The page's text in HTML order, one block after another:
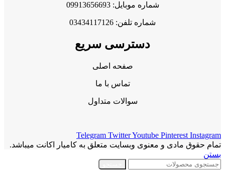
شماره موبایل: 09913656693
شماره تلفن: 03434117126
دسترسی سریع
صفحه اصلی
تماس با ما
سوالات متداول
Telegram TwitterYoutube Pinterest Instagram
تمام حقوق مادی و معنوی وبسایت متعلق به کامیار اکانت میباشد.
بستن